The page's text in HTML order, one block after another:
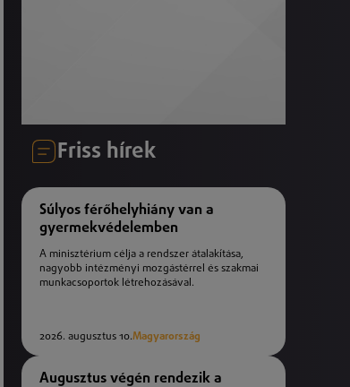
Friss hírek
Súlyos férőhelyhiány van a
gyermekvédelemben
A minisztérium célja a rendszer átalakítása,
nagyobb intézményi mozgástérrel és szakmai
munkacsoportok létrehozásával.
2026. augusztus 10.Magyarország
Augusztus végén rendezik a